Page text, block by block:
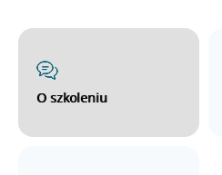
O szkoleniu